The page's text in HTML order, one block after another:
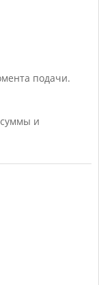
подачи.
и